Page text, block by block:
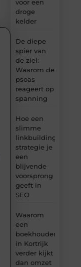
voor een
droge
kelder
De diepe
spier van
de ziel:
Waarom de
psoas
reageert op
spanning
Hoe een
slimme
linkbuilding
strategie je
een
blijvende
voorsprong
geeft in
SEO
Waarom
een
boekhouder
in Kortrijk
verder kijkt
dan omzet